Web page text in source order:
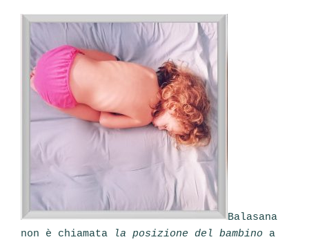
Balasana
non è chiamata
la posizione del bambino a